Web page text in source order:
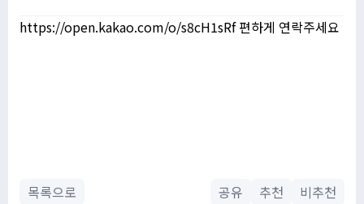
https://open.kakao.com/o/s8cH1sRf편하게 연락주세요
목록으로 공유 추천 비추천